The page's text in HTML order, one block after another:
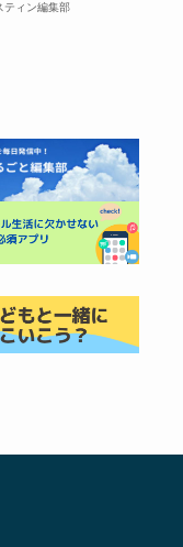
ティン編集部